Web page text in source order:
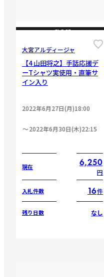
CLOSE
大宮アルディージャ
【4 山田将之】手話応援デ
ーTシャツ実使用・直筆サ
イン入り
2022年6月27日(月)18:00
2022年6月30日(木)22:15
現在 6,250
円
入札件数 16件
残り日数 なし